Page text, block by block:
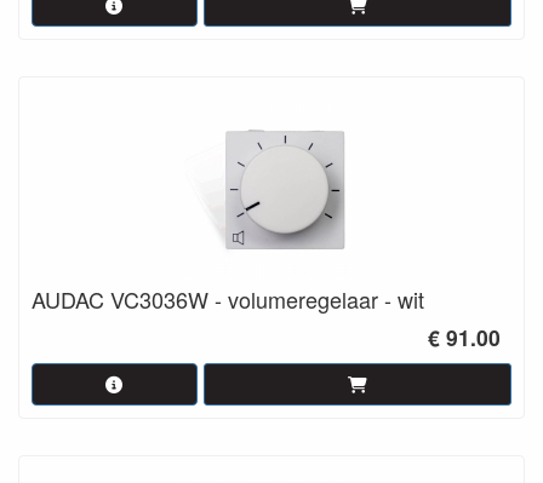
AUDAC VC3036W - volumeregelaar - wit
€ 91.00